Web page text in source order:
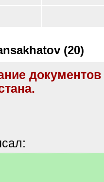
(20)
документов